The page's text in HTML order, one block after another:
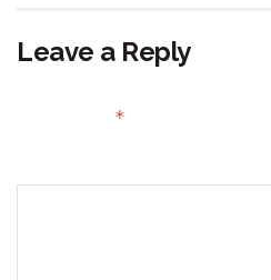
Leave a Reply
*